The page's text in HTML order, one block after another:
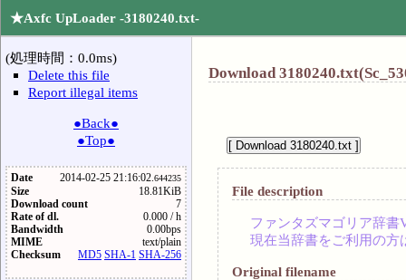
★Axfc UpLoader -3180240.txt-
(処理時間：0.0ms)
Delete this file
Report illegal items
●Back●
●Top●
Date 2014-02-25 21:16:02.644235
Size
18.81KiB
Download count
7
Rate of dl.
0.000 / h
Bandwidth
0.00bps
MIME
text/plain
Checksum
MD5 SHA-1 SHA-256
Download
File description
ファンタズマゴリア辞書
現在当辞書をご利用の方
Original filename